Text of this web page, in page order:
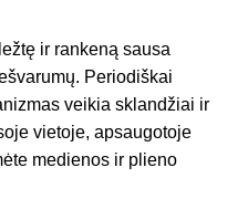
ir rankeną sausa
Periodiškai
veikia sklandžiai ir
vietoje, apsaugotoje
medienos ir plieno